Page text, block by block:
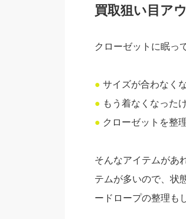
買取狙い目ア
クローゼットに眠っ
● サイズが合わなく
● もう着なくなった
● クローゼットを整
そんなアイテムがあ
テムが多いので、状
ードロープの整理も